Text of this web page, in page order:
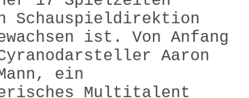
Schauspieldirektion
ist. Von Anfang
Aaron
ein
Multitalent